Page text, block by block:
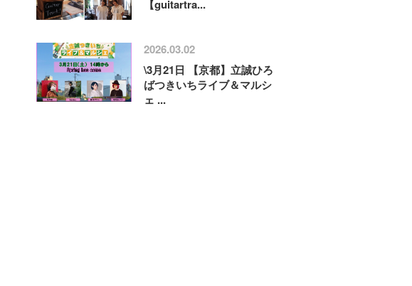
【guitartra...
2026.03.02
\3月21日 【京都】立誠ひろ
ばつきいちライブ＆マルシ
ェ ...